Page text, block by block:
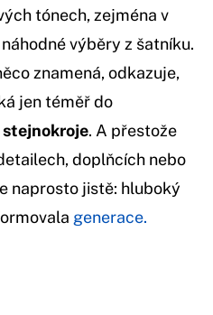
tónech, zejména v
výběry z šatníku.
znamená, odkazuje,
jen téměř do
stejnokroje. A přestože
doplňcích nebo
naprosto jistě: hluboký
generace.